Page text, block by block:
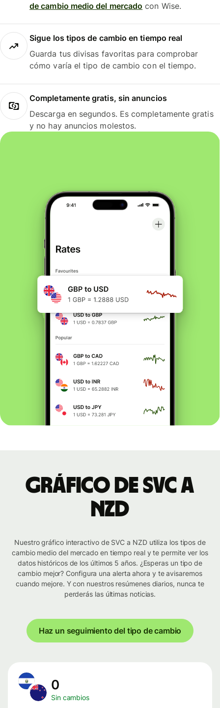
de cambio medio del mercado con Wise.
Sigue los tipos de cambio en tiempo real
Guarda tus divisas favoritas para comprobar
cómo varía el tipo de cambio con el tiempo.
Completamente gratis, sin anuncios
Descarga en segundos. Es completamente gratis
y no hay anuncios molestos.
Gráfico de SVC a
NZD
Nuestro gráfico interactivo de SVC a NZD utiliza los tipos de
cambio medio del mercado en tiempo real y te permite ver los
datos históricos de los últimos 5 años. ¿Esperas un tipo de
cambio mejor? Configura una alerta ahora y te avisaremos
cuando mejore. Y con nuestros resúmenes diarios, nunca te
perderás las últimas noticias.
Haz un seguimiento del tipo de cambio
0
Sin cambios